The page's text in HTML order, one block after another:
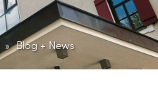
Blog + News